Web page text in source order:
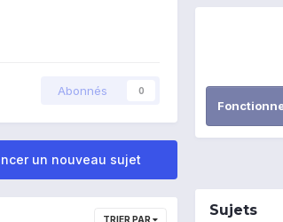
Abonnés 0
un nouveau sujet
TRIER PAR
Sujets